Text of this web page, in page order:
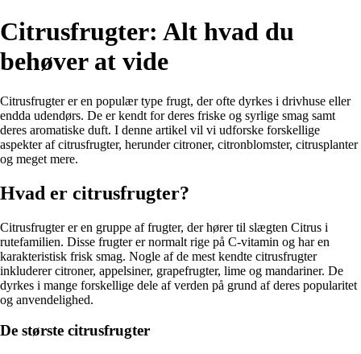
Citrusfrugter: Alt hvad du
behøver at vide
Citrusfrugter er en populær type frugt, der ofte dyrkes i drivhuse eller
endda udendørs. De er kendt for deres friske og syrlige smag samt
deres aromatiske duft. I denne artikel vil vi udforske forskellige
aspekter af citrusfrugter, herunder citroner, citronblomster, citrusplanter
og meget mere.
Hvad er citrusfrugter?
Citrusfrugter er en gruppe af frugter, der hører til slægten Citrus i
rutefamilien. Disse frugter er normalt rige på C-vitamin og har en
karakteristisk frisk smag. Nogle af de mest kendte citrusfrugter
inkluderer citroner, appelsiner, grapefrugter, lime og mandariner. De
dyrkes i mange forskellige dele af verden på grund af deres popularitet
og anvendelighed.
De største citrusfrugter